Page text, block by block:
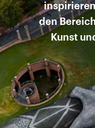
den
Kunst